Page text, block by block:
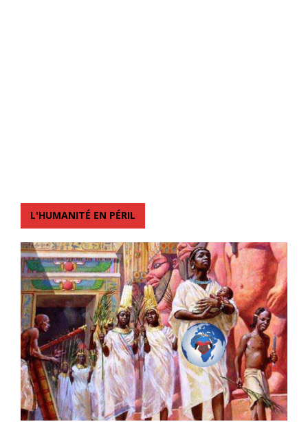
L'HUMANITÉ EN PÉRIL